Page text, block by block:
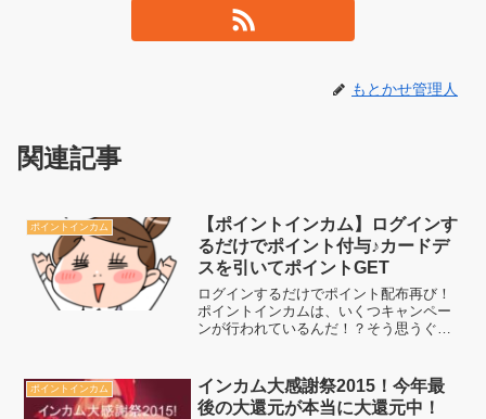
もとかせ管理人
関連記事
ポイントインカム
【ポイントインカム】ログインす
るだけでポイント付与♪カードデ
スを引いてポイントGET
ログインするだけでポイント配布再び！
ポイントインカムは、いくつキャンペー
ンが行われているんだ！？そう思うぐら
ポイントインカム
インカム大感謝祭2015！今年最
後の大還元が本当に大還元中！